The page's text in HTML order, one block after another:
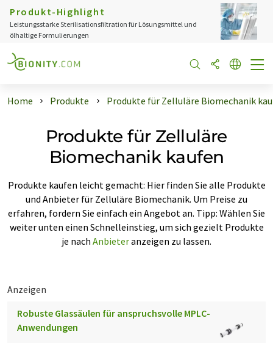
Produkt-Highlight
Leistungsstarke Sterilisationsfiltration für Lösungsmittel und
ölhaltige Formulierungen
Home Produkte Produkte für Zelluläre Biomechanik
Produkte für Zelluläre
Biomechanik kaufen
Produkte kaufen leicht gemacht: Hier finden Sie alle Produkte
und Anbieter für Zelluläre Biomechanik. Um Preise zu
erfahren, fordern Sie einfach ein Angebot an. Tipp: Wählen Sie
weiter unten einen Schnelleinstieg, um sich gezielt Produkte
je nach Anbieteranzeigen zu lassen.
Anzeigen
Robuste Glassäulen für anspruchsvolle MPLC-
Anwendungen